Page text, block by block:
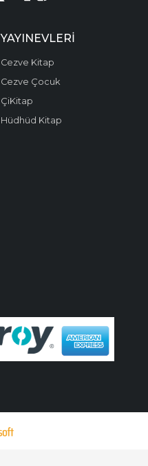
YAYINEVLERI
Cezve Kitap
Cezve Çocuk
ÇiKitap
Hüdhüd Kitap